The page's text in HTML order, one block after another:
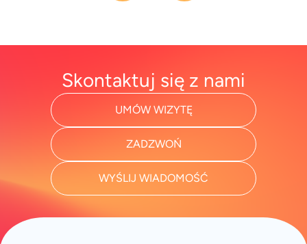
Skontaktuj się z nami
UMÓW WIZYTĘ
ZADZWOŃ
WYŚLIJ WIADOMOŚĆ